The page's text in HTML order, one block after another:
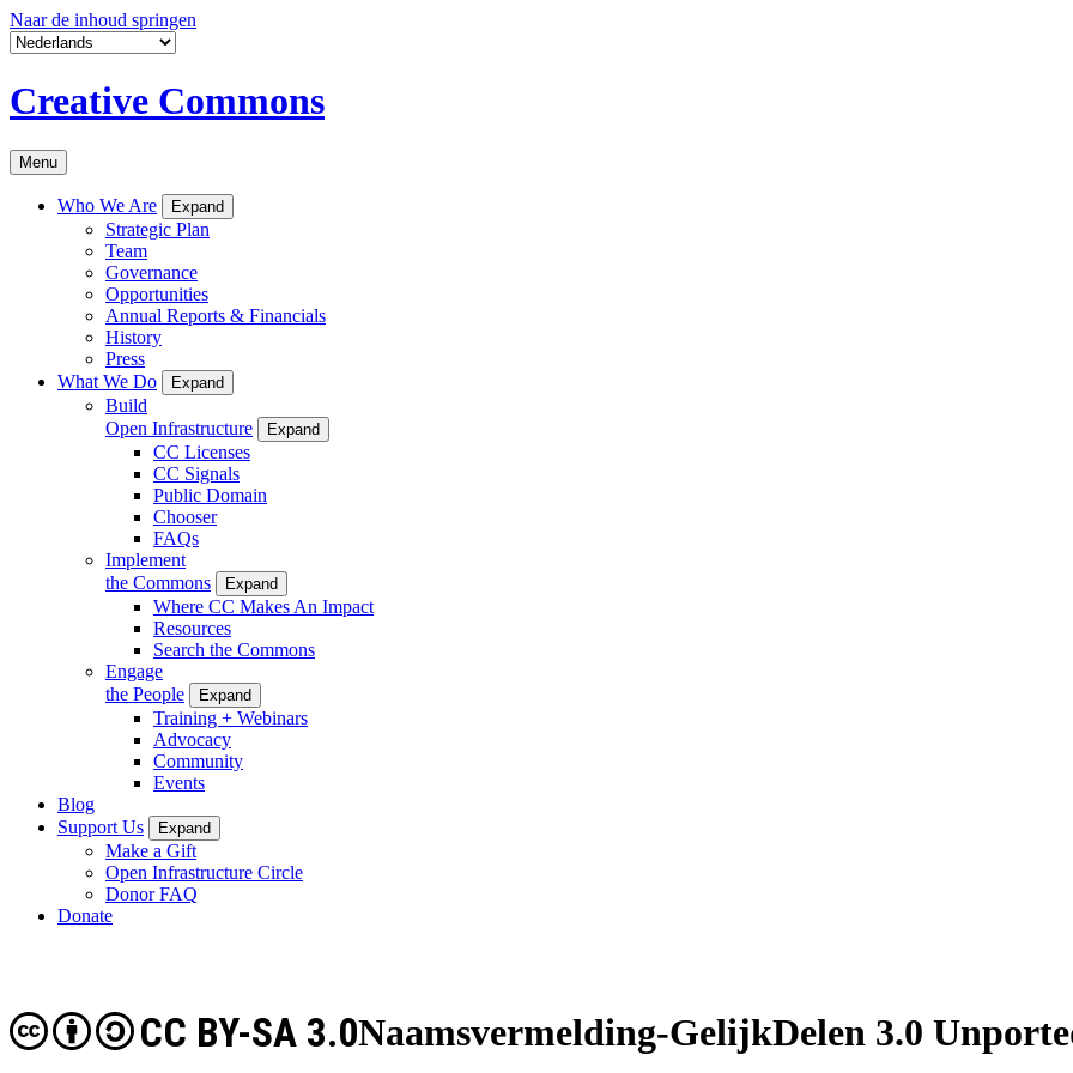
Naar de inhoud springen
Creative Commons
Menu
Who We Are Expand
Strategic Plan
Team
Governance
Opportunities
Annual Reports & Financials
History
Press
What We Do
Expand
Build
Open Infrastructure
Expand
CC Licenses
CC Signals
Public Domain
Chooser
FAQs
Implement
the Commons
Expand
Where CC Makes An Impact
Resources
Search the Commons
Engage
the People
Expand
Training + Webinars
Advocacy
Community
Events
Blog
Support Us
Expand
Make a Gift
Open Infrastructure Circle
Donor FAQ
Donate
Naamsvermelding-GelijkDelen 3.0
CC BY-SA 3.0